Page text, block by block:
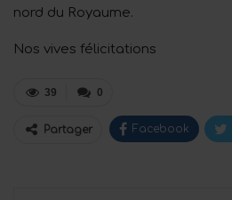
nord du Royaume.
Nos vives félicitations
0
39
Partager Facebook